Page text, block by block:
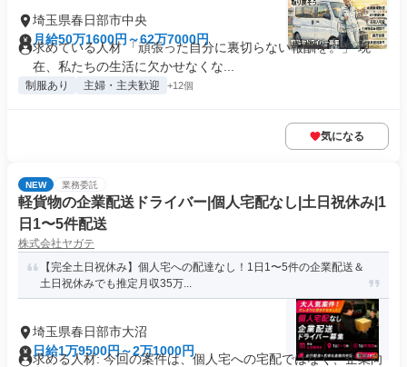
埼玉県春日部市中央
月給50万1600円～62万7000円
求めている人材 「頑張った自分に裏切らない報酬を。」 現
在、私たちの生活に欠かせなくな...
制服あり 主婦・主夫歓迎 +12個
気になる
NEW 業務委託
軽貨物の企業配送ドライバー|個人宅配なし|土日祝休み|1
日1〜5件配送
株式会社ヤガテ
【完全土日祝休み】個人宅への配達なし！1日1〜5件の企業配送＆
土日祝休みでも推定月収35万...
埼玉県春日部市大沼
日給1万9500円～2万1000円
求める人材: 今回の案件は、個人宅への宅配ではなく、企業向